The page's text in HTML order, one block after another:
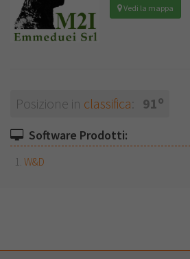
Vedi la mappa
Posizione in classifica: 91o
Software Prodotti:
W&D